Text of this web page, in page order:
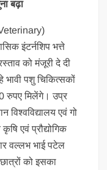
बढ़ा
इंटर्नशिप भत्ते
को मंजूरी दे दी
पशु चिकित्सकों
रुपए मिलेंगे। उप्र
विश्वविद्यालय एवं गो
एवं प्रौद्योगिक
वल्लभ भाई पटेल
को इसका